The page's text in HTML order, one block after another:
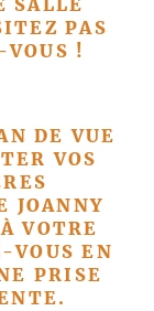
SALLE
PAS
VOUS !
DE VUE
VOS
JOANNY
VOTRE
VOUS EN
PRISE